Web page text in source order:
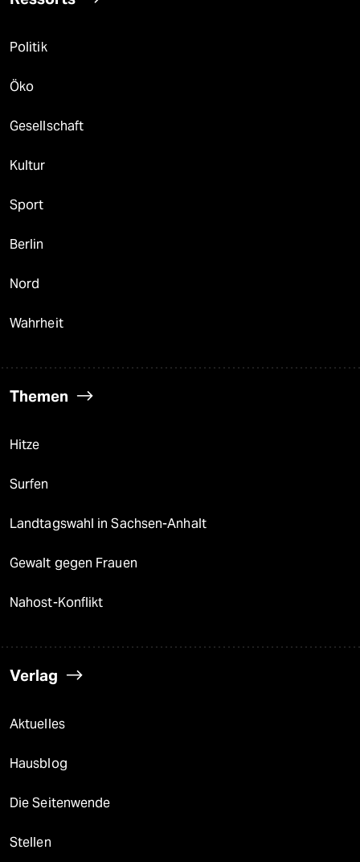
Politik
Öko
Gesellschaft
Kultur
Sport
Berlin
Nord
Wahrheit
Themen
Hitze
Surfen
Landtagswahl in Sachsen-Anhalt
Gewalt gegen Frauen
Nahost-Konflikt
Verlag
Aktuelles
Hausblog
Die Seitenwende
Stellen